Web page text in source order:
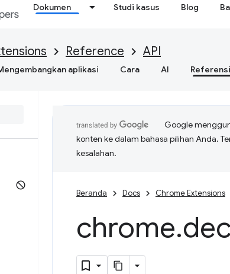
Dokumen Studi kasus Blog
Reference API
aplikasi Cara AI Referensi
Google
konten ke dalam bahasa pilihan Anda.
kesalahan.
Beranda Docs Chrome Extensions
chrome.